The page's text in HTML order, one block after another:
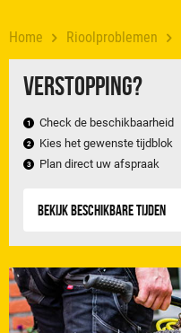
Home Rioolproblemen
Verstopping?
Check de beschikbaarheid
Kies het gewenste tijdblok
Plan direct uw afspraak
Bekijk beschikbare tijden